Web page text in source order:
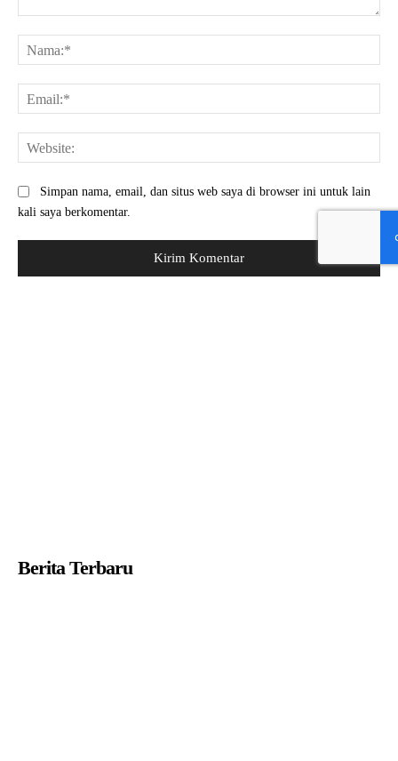
Simpan nama, email, dan situs web saya di browser ini untuk lain
kali saya berkomentar.
Berita Terbaru